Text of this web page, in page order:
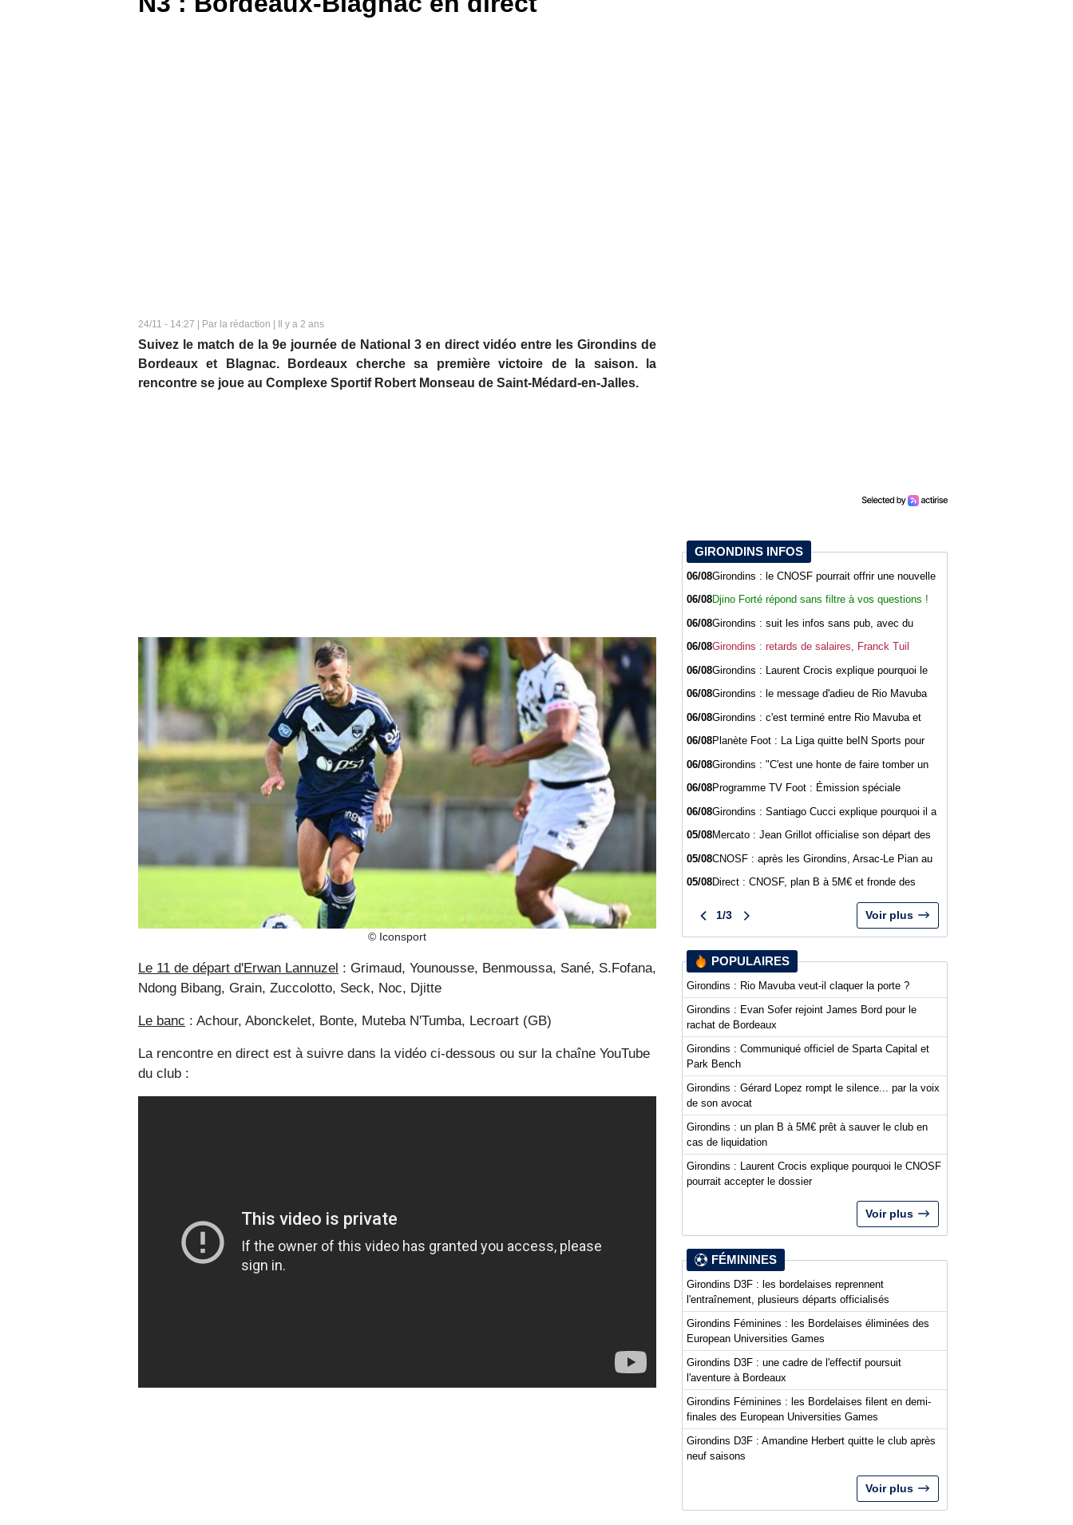
24/11 - 14:27 | Par la rédaction | Il y a 2 ans
Suivez le match de la 9e journée de National 3 en direct vidéo entre les Girondins de
Bordeaux et Blagnac. Bordeaux cherche sa première victoire de la saison. la
rencontre se joue au Complexe Sportif Robert Monseau de Saint-Médard-en-Jalles.
© Iconsport
Le 11 de départ d'Erwan Lannuzel : Grimaud, Younousse, Benmoussa, Sané, S.Fofana,
Ndong Bibang, Grain, Zuccolotto, Seck, Noc, Djitte
Le banc : Achour, Abonckelet, Bonte, Muteba N'Tumba, Lecroart (GB)
La rencontre en direct est à suivre dans la vidéo ci-dessous ou sur la chaîne YouTube
du club :
GIRONDINS INFOS
06/08Girondins : le CNOSF pourrait offrir une nouvelle
06/08Djino Forté répond sans filtre à vos questions !
06/08Girondins : suit les infos sans pub, avec du
06/08Girondins : retards de salaires, Franck Tuil
06/08Girondins : Laurent Crocis explique pourquoi le
06/08Girondins : le message d'adieu de Rio Mavuba
06/08Girondins : c'est terminé entre Rio Mavuba et
06/08Planète Foot : La Liga quitte beIN Sports pour
06/08Girondins : "C'est une honte de faire tomber un
club comme Bordeaux", Jean-Marc Ferreri
dénonce la gestion du club
06/08Programme TV Foot : Émission spéciale
06/08Girondins : Santiago Cucci explique pourquoi il a
05/08Mercato : Jean Grillot officialise son départ des
05/08CNOSF : après les Girondins, Arsac-Le Pian au
05/08Direct : CNOSF, plan B à 5M€ et fronde des
1/3 Voir plus
POPULAIRES
Girondins : Rio Mavuba veut-il claquer la porte ?
Girondins : Evan Sofer rejoint James Bord pour le
rachat de Bordeaux
Girondins : Communiqué officiel de Sparta Capital et
Park Bench
Girondins : Gérard Lopez rompt le silence... par la voix
de son avocat
Girondins : un plan B à 5M€ prêt à sauver le club en
cas de liquidation
Girondins : Laurent Crocis explique pourquoi le CNOSF
pourrait accepter le dossier
Voir plus
FÉMININES
Girondins D3F : les bordelaises reprennent
l'entraînement, plusieurs départs officialisés
Girondins Féminines : les Bordelaises éliminées des
European Universities Games
Girondins D3F : une cadre de l'effectif poursuit
l'aventure à Bordeaux
Girondins Féminines : les Bordelaises filent en demi-
finales des European Universities Games
Girondins D3F : Amandine Herbert quitte le club après
neuf saisons
Voir plus